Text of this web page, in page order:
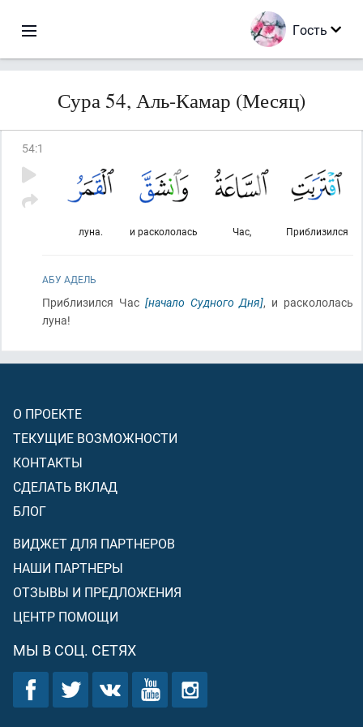
Гость
Сура 54, Аль-Камар (Месяц)
54:1
Приблизился
Час,
и раскололась
луна.
АБУ АДЕЛЬ
Приблизился Час [начало Судного Дня], и раскололась
луна!
О ПРОЕКТЕ
ТЕКУЩИЕ ВОЗМОЖНОСТИ
КОНТАКТЫ
СДЕЛАТЬ ВКЛАД
БЛОГ
ВИДЖЕТ ДЛЯ ПАРТНЕРОВ
НАШИ ПАРТНЕРЫ
ОТЗЫВЫ И ПРЕДЛОЖЕНИЯ
ЦЕНТР ПОМОЩИ
МЫ В СОЦ. СЕТЯХ